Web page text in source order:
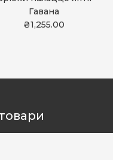
Гавана
₴1,255.00